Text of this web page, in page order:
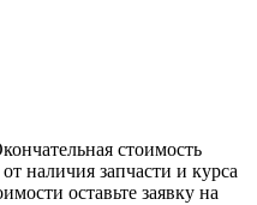
стоимость
наличия запчасти и курса
оставьте заявку на